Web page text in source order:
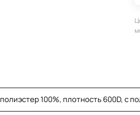
полиэстер 100%, плотность 600D, с